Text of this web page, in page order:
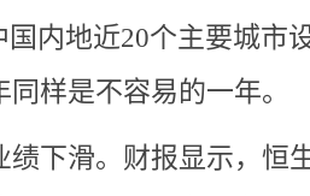
内地近20个主要城市
样是不容易的一年。
绩下滑。财报显示，恒